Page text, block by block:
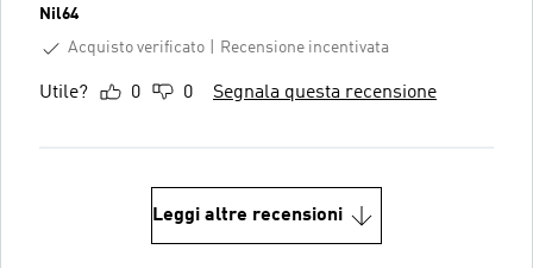
Nil64
Acquisto verificato
Recensione incentivata
Utile? 0 0 Segnala questa recensione
Leggi altre recensioni